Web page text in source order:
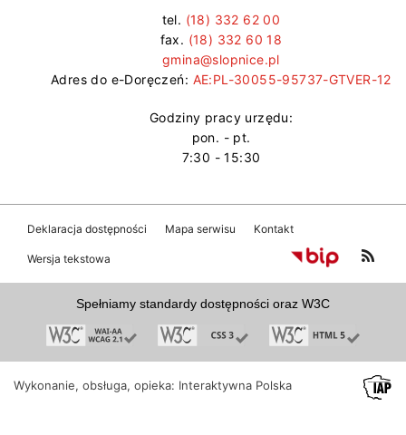
tel. (18) 332 62 00
fax. (18) 332 60 18
gmina@slopnice.pl
Adres do e-Doręczeń: AE:PL-30055-95737-GTVER-12
Godziny pracy urzędu:
pon. - pt.
7:30 - 15:30
Deklaracja dostępności Mapa serwisu Kontakt
Wersja tekstowa
Spełniamy standardy dostępności oraz W3C
Wykonanie, obsługa, opieka: Interaktywna Polska